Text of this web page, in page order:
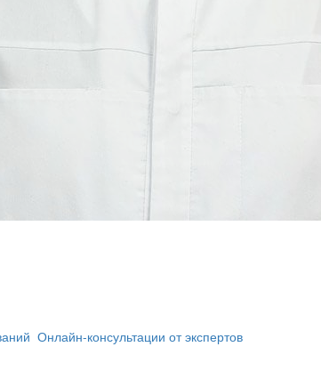
Онлайн-консультации от экспертов